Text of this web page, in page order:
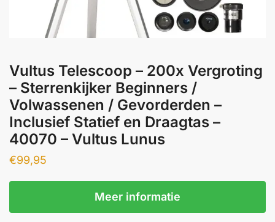
Vultus Telescoop – 200x Vergroting
– Sterrenkijker Beginners /
Volwassenen / Gevorderden –
Inclusief Statief en Draagtas –
40070 – Vultus Lunus
€99,95
Meer informatie